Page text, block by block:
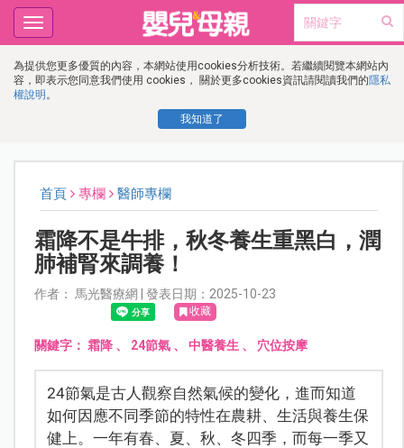
為提供您更多優質的內容，本網站使用cookies分析技術。若繼續閱覽本網站內
容，即表示您同意我們使用 cookies， 關於更多cookies資訊請閱讀我們的隱私
權說明 。
我知道了
Toggle
navigation
首頁 專欄 醫師專欄
霜降不是牛排，秋冬養生重黑白，潤
肺補腎來調養！
作者： 馬光醫療網 | 發表日期：2025-10-23
收藏
關鍵字： 霜降、 24節氣、 中醫養生 、 穴位按摩
24節氣是古人觀察自然氣候的變化，進而知道
如何因應不同季節的特性在農耕、生活與養生保
健上。一年有春、夏、秋、冬四季，而每一季又